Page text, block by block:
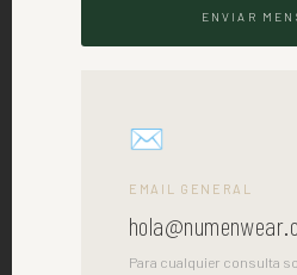
ENVIAR
✉
EMAIL GENERAL
Para cualquier consulta